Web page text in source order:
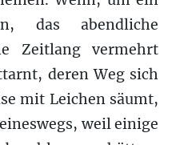
das abendliche
Zeitlang ver­mehrt
deren Weg sich
mit Leichen säumt,
weil einige